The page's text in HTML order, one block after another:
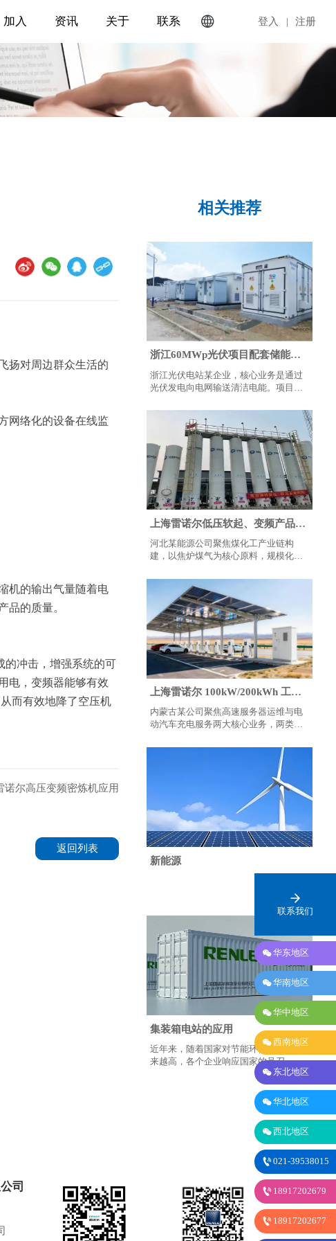
加入 资讯 关于 联系  登入 | 注册
扬对周边群众生活的
网络化的设备在线监
机的输出气量随着电
品的质量。
的冲击，增强系统的可
电，变频器能够有效
而有效地降了空压机
诺尔高压变频密炼机应用
返回列表
相关推荐
浙江60MWp光伏项目配套储能系
统的应用
浙江光伏电站某企业，核心业务是通过
光伏发电向电网输送清洁电能。项目需
决光伏出力波动、弃光等问题，同时通
过储能优化提升电站收益与电网接入稳
定性，属于大型工商业储能应用场景。
上海雷诺尔低压软起、变频产品在
河北某能源公司的应用
河北某能源公司聚焦煤化工产业链构
建，以焦炉煤气为核心原料，规模化生
氨、电子级氨及 20% 氨水等优质资源。
上海雷诺尔 100kW/200kWh 工商
业储能解决方案
内蒙古某公司聚焦高速服务器运维与电
动汽车充电服务两大核心业务，两类负
—— 高速服务器需 24 小时不间断电力
支撑，电动汽车充电则存在时段性负荷
新能源
集装箱电站的应用
近年来，随着国家对节能环保的要求越
来越高，各个企业响应国家的号召，都
在积极寻找解决方案，雷诺尔公司也身
不例外，也在努力的在行业里积极寻找
自己的解决方案，随着市场变化，雷诺
尔推出了自己的解决方案。
雷诺尔在为中石油、中石化的新能源产
品上电气产品在户外设备的应用，雷诺
尔先后推出了，集装箱式电站，如：户
外移动箱式高压变频器，户外移动箱式
高压SVG，户外移动箱式高压压缩机起
动设备，集装箱式变电站应用于中石
油、中石化室外移动式采集厂，实现了
老旧设备的节能改造。
司
联系我们
华东地区
华南地区
华中地区
西南地区
 东北地区
华北地区
西北地区
021-39538015
 18917202679
 18917202677